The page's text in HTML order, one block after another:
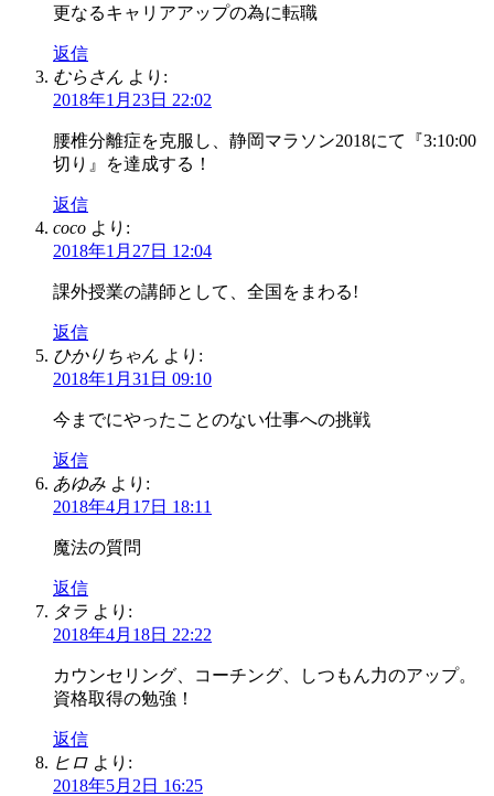
更なるキャリアアップの為に転職
返信
むらさん より:
2018年1月23日 22:02
腰椎分離症を克服し、静岡マラソン2018にて『3:10:00
切り』を達成する！
返信
coco より:
2018年1月27日 12:04
課外授業の講師として、全国をまわる!
返信
ひかりちゃん より:
2018年1月31日 09:10
今までにやったことのない仕事への挑戦
返信
あゆみ より:
2018年4月17日 18:11
魔法の質問
返信
タラ より:
2018年4月18日 22:22
カウンセリング、コーチング、しつもん力のアップ。
資格取得の勉強！
返信
ヒロ より:
2018年5月2日 16:25